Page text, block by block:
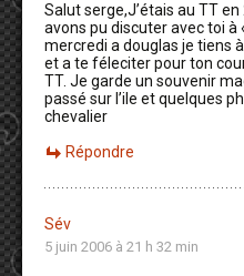
Salut serge,J’étais au TT
avons pu discuter avec toi à
mercredi a douglas je tiens
et a te féleciter pour ton
TT. Je garde un souvenir
passé sur l’ile et quelques
chevalier
Répondre
Sév
5 juin 2006 à 21 h 32 min